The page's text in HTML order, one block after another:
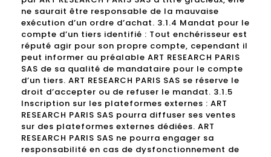
ne saurait être responsable de la mauvaise
exécution d’un ordre d’achat. 3.1.4 Mandat pour le
compte d’un tiers identifié : Tout enchérisseur est
réputé agir pour son propre compte, cependant il
peut informer au préalable ART RESEARCH PARIS
SAS de sa qualité de mandataire pour le compte
d’un tiers. ART RESEARCH PARIS SAS se réserve le
droit d’accepter ou de refuser le mandat. 3.1.5
Inscription sur les plateformes externes : ART
RESEARCH PARIS SAS pourra diffuser ses ventes
sur des plateformes externes dédiées. ART
RESEARCH PARIS SAS ne pourra engager sa
responsabilité en cas de dysfonctionnement de